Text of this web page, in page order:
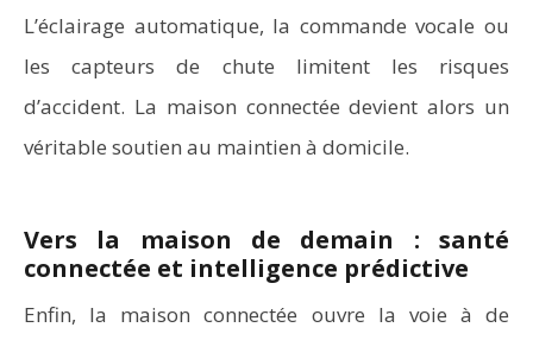
L’éclairage automatique, la commande vocale ou
les capteurs de chute limitent les risques
d’accident. La maison connectée devient alors un
véritable soutien au maintien à domicile.
Vers la maison de demain : santé
connectée et intelligence prédictive
Enfin, la maison connectée ouvre la voie à de